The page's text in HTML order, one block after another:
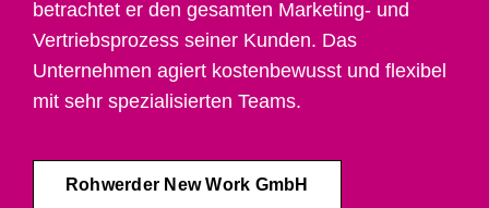
betrachtet er den gesamten Marketing- und
Vertriebsprozess seiner Kunden. Das
Unternehmen agiert kostenbewusst und flexibel
mit sehr spezialisierten Teams.
Rohwerder New Work GmbH